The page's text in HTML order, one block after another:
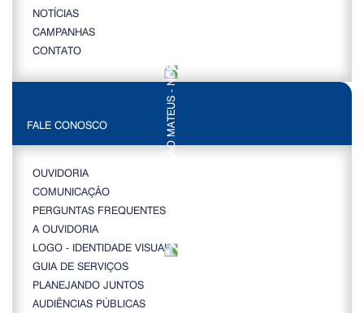
NOTÍCIAS
CAMPANHAS
CONTATO
FALE CONOSCO
OUVIDORIA
COMUNICAÇÃO
PERGUNTAS FREQUENTES
A OUVIDORIA
LOGO - IDENTIDADE VISUAL
GUIA DE SERVIÇOS
PLANEJANDO JUNTOS
AUDIÊNCIAS PÚBLICAS